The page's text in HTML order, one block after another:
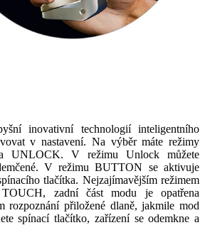
inovativní technologií inteligentního
v nastavení. Na výběr máte režimy
UNLOCK. V režimu Unlock můžete
V režimu BUTTON se aktivuje
tlačítka. Nejzajímavějším režimem
zadní část modu je opatřena
rozpoznání přiložené dlaně, jakmile mod
spínací tlačítko, zařízení se odemkne a